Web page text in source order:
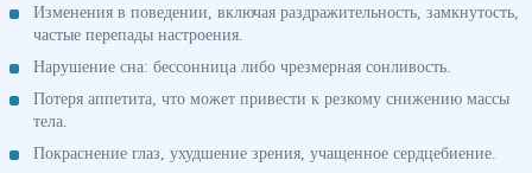
Изменения в поведении, включая раздражительность, замкнутость,
частые перепады настроения.
Нарушение сна: бессонница либо чрезмерная сонливость.
Потеря аппетита, что может привести к резкому снижению массы
тела.
Покраснение глаз, ухудшение зрения, учащенное сердцебиение.